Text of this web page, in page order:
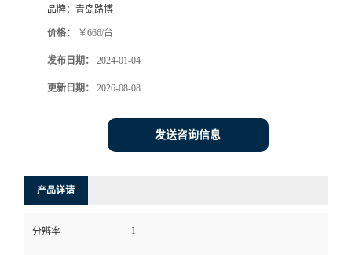
系
品牌： 青岛路博
价格： ￥666/台
发布日期： 2024-01-04
更新日期： 2026-08-08
发送咨询信息
产品详请
分辨率 1